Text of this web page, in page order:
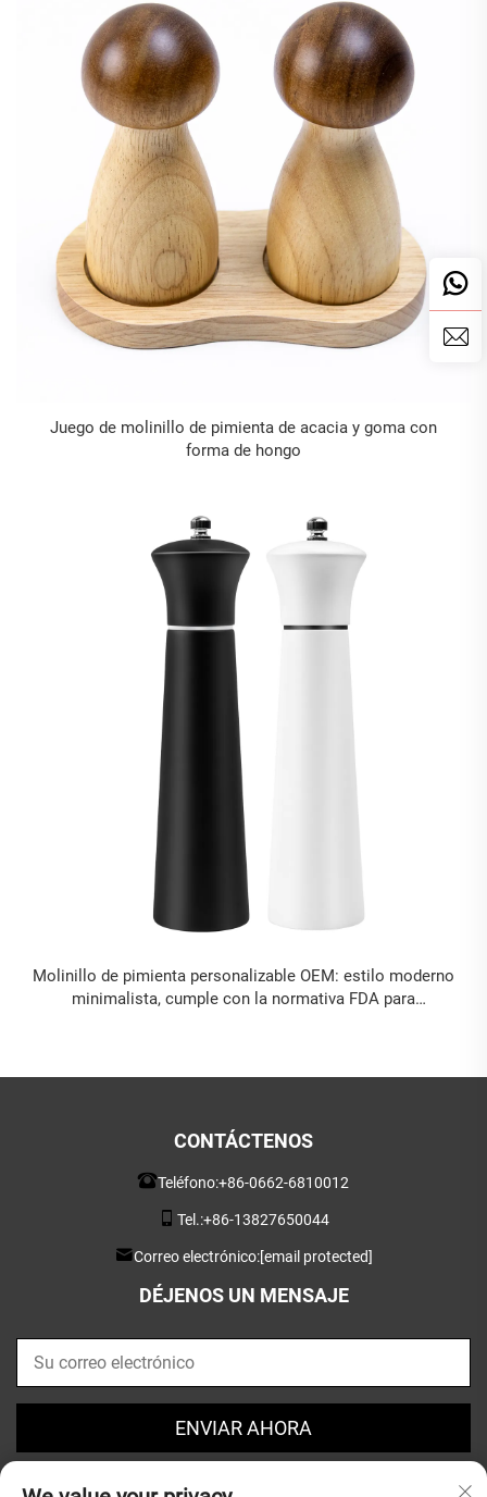
Juego de molinillo de pimienta de acacia y goma con
forma de hongo
Molinillo de pimienta personalizable OEM: estilo moderno
minimalista, cumple con la normativa FDA para
CONTÁCTENOS
Teléfono:+86-0662-6810012
Tel.:+86-13827650044
Correo electrónico:[email protected]
DÉJENOS UN MENSAJE
ENVIAR AHORA